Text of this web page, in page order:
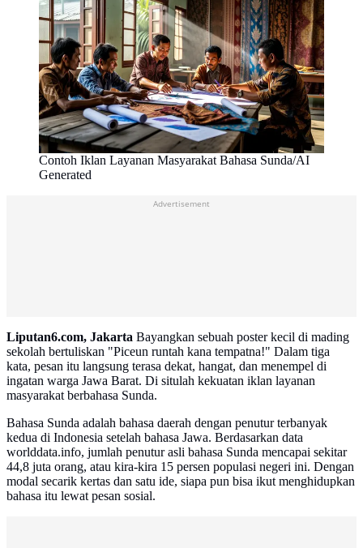
Contoh Iklan Layanan Masyarakat Bahasa Sunda/AI
Generated
Liputan6.com, Jakarta Bayangkan sebuah poster kecil di mading
sekolah bertuliskan "Piceun runtah kana tempatna!" Dalam tiga
kata, pesan itu langsung terasa dekat, hangat, dan menempel di
ingatan warga Jawa Barat. Di situlah kekuatan iklan layanan
masyarakat berbahasa Sunda.
Bahasa Sunda adalah bahasa daerah dengan penutur terbanyak
kedua di Indonesia setelah bahasa Jawa. Berdasarkan data
worlddata.info, jumlah penutur asli bahasa Sunda mencapai sekitar
44,8 juta orang, atau kira-kira 15 persen populasi negeri ini. Dengan
modal secarik kertas dan satu ide, siapa pun bisa ikut menghidupkan
bahasa itu lewat pesan sosial.